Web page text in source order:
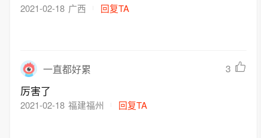
2021-02-18 广西 回复TA
一直都好累 3
厉害了
2021-02-18 福建福州 回复TA